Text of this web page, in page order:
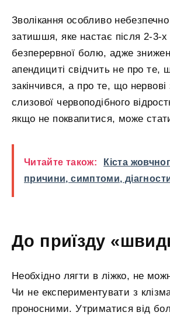
Зволікання особливо
затишшя, яке настає після 2-3-х
безперервної болю, адже
апендициті свідчить не про те,
закінчився, а про те, що нервові
слизової червоподібного
якщо не поквапитися, може
Читайте також:
Кіста
причини, симптоми,
До приїзду
Необхідно лягти в ліжко, не
Чи не експериментувати з
проносними. Утриматися від